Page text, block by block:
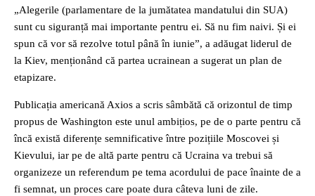
„Alegerile (parlamentare de la jumătatea mandatului din SUA)
sunt cu siguranță mai importante pentru ei. Să nu fim naivi. Și ei
spun că vor să rezolve totul până în iunie”, a adăugat liderul de
la Kiev, menționând că partea ucrainean a sugerat un plan de
etapizare.
Publicația americană Axios a scris sâmbătă că orizontul de timp
propus de Washington este unul ambițios, pe de o parte pentru că
încă există diferențe semnificative între pozițiile Moscovei și
Kievului, iar pe de altă parte pentru că Ucraina va trebui să
organizeze un referendum pe tema acordului de pace înainte de a
fi semnat, un proces care poate dura câteva luni de zile.